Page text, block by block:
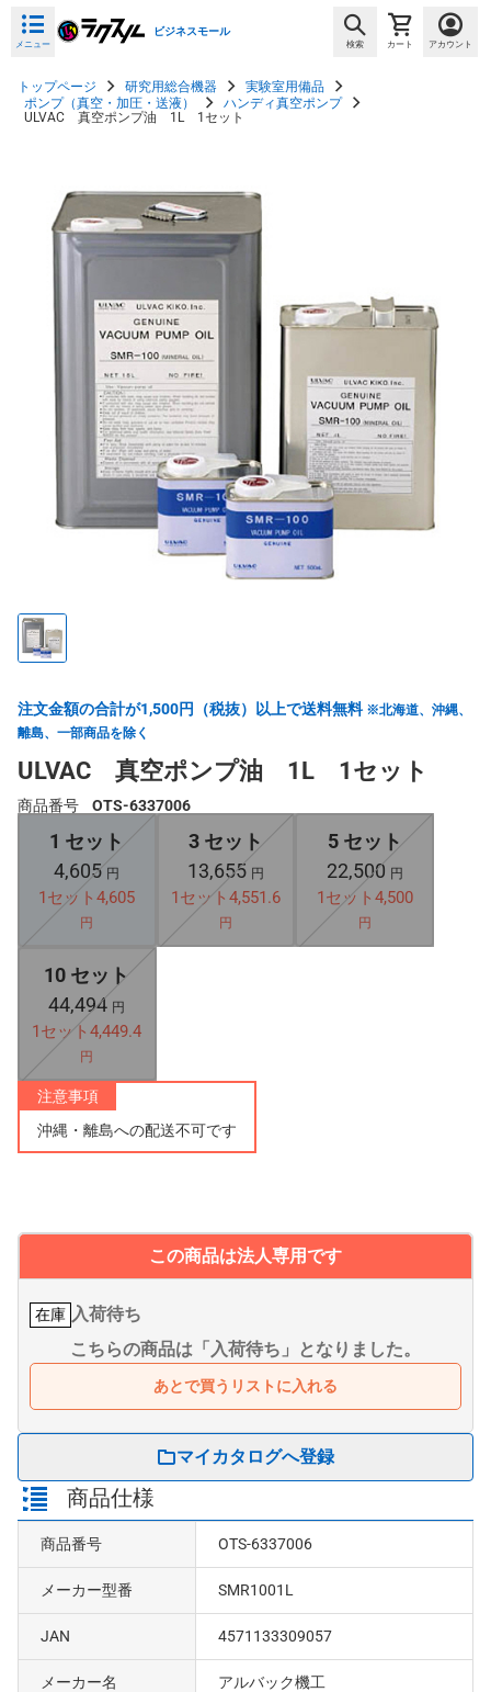
メニュー
ビジネスモール
検索 カート アカウント
トップページ 研究用総合機器
実験室用備品
ポンプ（真空・加圧・送液）
ハンディ真空ポンプ
ULVAC 真空ポンプ油 1L 1セット
注文金額の合計が1,500円（税抜）以上で送料無料 ※北海道、沖縄、
離島、一部商品を除く
ULVAC 真空ポンプ油 1L 1セット
商品番号 OTS-6337006
1 セット
4,605円
1セット4,605
円
3 セット
13,655 円
1セット4,551.6
円
5 セット
22,500 円
1セット4,500
円
10 セット
44,494 円
1セット4,449.4
円
注意事項
沖縄・離島への配送不可です
この商品は法人専用です
在庫 入荷待ち
こちらの商品は「入荷待ち」となりました。
あとで買うリストに入れる
マイカタログへ登録
商品仕様
商品番号 OTS-6337006
メーカー型番 SMR1001L
JAN 4571133309057
メーカー名 アルバック機工